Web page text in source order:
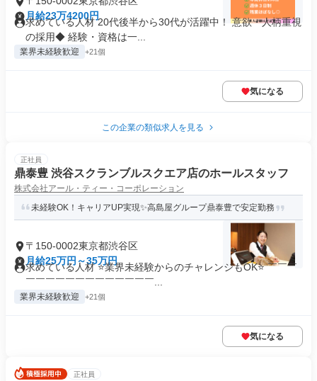
月給23万4200円
求めている人材 20代後半から30代が活躍中！ 意欲・人柄重視
の採用◆ 経験・資格は一...
業界未経験歓迎 +21個
気になる
この企業の類似求人を見る
正社員
鼎泰豊 渋谷スクランブルスクエア店のホールスタッフ
株式会社アール・ティー・コーポレーション
未経験OK！キャリアUP実現✨高島屋グループ鼎泰豊で安定勤務
〒150-0002東京都渋谷区
月給25万円～35万円
求めている人材 ⭐業界未経験からのチャレンジもOK⭐ ￣￣￣
￣￣￣￣￣￣￣￣￣￣￣￣￣...
業界未経験歓迎 +21個
気になる
正社員